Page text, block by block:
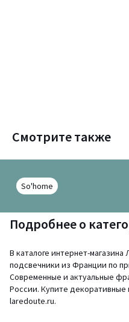
Смотрите также
So'home
Подробнее о
В каталоге интернет-
подсвечники из Франции по
Современные и актуальные
России. Купите декоративные
laredoute.ru.